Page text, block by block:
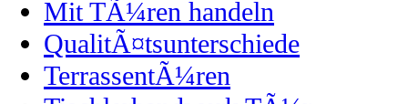
Mit TÃ¼ren handeln
QualitÃ¤tsunterschiede
TerrassentÃ¼ren